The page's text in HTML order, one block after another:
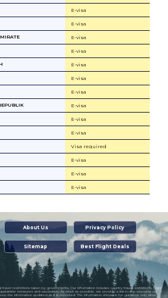
E-visa
E-visa
E-visa
E-visa
E-visa
E-visa
E-visa
E-visa
E-visa
E-visa
Visa required
E-visa
E-visa
E-visa
About Us Privacy Policy
Sitemap Best Flight Deals
restrictions taken by governments. Our information includes country travel restrictions, flight
measures and vaccination. As much as possible, we provide a link to the resource on
the information updated as it is reported. The information shown is for guidance only since